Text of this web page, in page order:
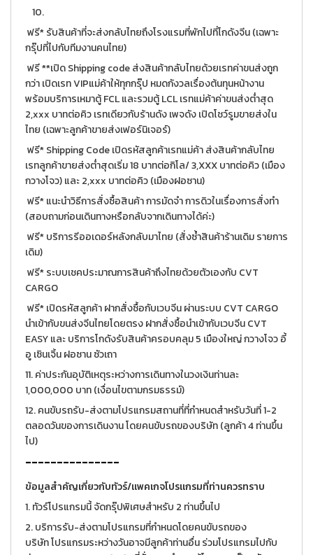
ฟรี* รับสินค้าที่จะส่งกลับไทยถึงโรงแรมที่พักไปที่โกดังจีน (เฉพาะ
กรุ๊ปที่ไปกับทีมงานคนไทย)
ฟรี **เปิด Shipping code ส่งสินค้ากลับไทยด้วยเรทค่าขนส่งถูก
กว่า เปิดเรท VIPแม่ค้าให้ทุกกรุ๊ป หมดกังวลเรื่องต้นทุนหน้างาน
พร้อมบริการเหมาตู้ FCL และรวมตู้ LCL เรทแม่ค้าค่าขนส่งต่ำสุด
2,xxx บาทต่อคิว เรทเดียวกับร้านดัง เพจดัง เปิดโชว์รูมขายส่งใน
ไทย (เฉพาะลูกค้าขายส่งเฟอร์นิเจอร์)
ฟรี* Shipping Code เปิดรหัสลูกค้าเรทแม่ค้า ส่งสินค้ากลับไทย
เรทลูกค้าขายส่งต่ำสุดเริ่ม 18 บาทต่อกิโล/ 3,XXX บาทต่อคิว (เมือง
กวางโจว) และ 2,xxx บาทต่อคิว (เมืองฝอซาน)
ฟรี* แนะนำวิธีการสั่งซื้อสินค้า การมัดจำ การดิวในเรื่องการสั่งทำ
(สอบถามก่อนเดินทางหรือกลับจากเดินทางได้ค่ะ)
ฟรี* บริการรีออเดอร์หลังกลับมาไทย (สั่งซ้ำสินค้าร้านเดิม รายการ
เดิม)
ฟรี* ระบบเชคประมาณการสินค้าถึงไทยด้วยตัวเองกับ CVT
CARGO
ฟรี* เปิดรหัสลูกค้า ฝากสั่งซื้อกับเวบจีน ผ่านระบบ CVT CARGO
นำเข้ากับขนส่งจีนไทยโดยตรง ฝากสั่งซื้อนำเข้ากับเวบจีน CVT
EASY และ บริการโกดังรับสินค้าครอบคลุม 5 เมืองใหญ่ กวางโจว อี้
อู เซินเจิ้น ฝอซาน ซัวเถา
11. ค่าประกันอุบัติเหตุระหว่างการเดินทางในวงเงินท่านละ
1,000,000 บาท (เงื่อนไขตามกรมธรรม์)
12. คนขับรถรับ-ส่งตามโปรแกรมสถานที่ที่กำหนดสำหรับวันที่ 1-2
ตลอดวันของการเดินงาน โดยคนขับรถของบริษัท (ลูกค้า 4 ท่านขึ้น
ไป)
---------------
ข้อมูลสำคัญเกี่ยวกับทัวร์/แพคเกจโปรแกรมที่ท่านควรทราบ
1. ทัวร์โปรแกรมนี้ จัดกรุ๊ปพิเศษสำหรับ 2 ท่านขึ้นไป
2. บริการรับ-ส่งตามโปรแกรมที่กำหนดโดยคนขับรถของ
บริษัท โปรแกรมระหว่างวันอาจมีลูกค้าท่านอื่น ร่วมโปรแกรมไปกับ